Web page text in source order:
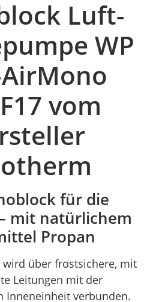
Luft-
WP
vom
für die
mit natürlichem
Propan
wird über frostsichere, mit
Leitungen mit der
Inneneinheit verbunden.